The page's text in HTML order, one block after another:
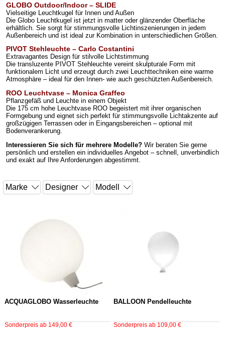
GLOBO Outdoor/Indoor – SLIDE
Vielseitige Leuchtkugel für Innen und Außen
Die Globo Leuchtkugel ist jetzt in matter oder glänzender Oberfläche
erhältlich. Sie sorgt für stimmungsvolle Lichtinszenierungen in jedem
Außenbereich und ist ideal zur Kombination in unterschiedlichen Größen.
PIVOT Stehleuchte – Carlo Costantini
Extravagantes Design für stilvolle Lichtstimmung
Die transluzente PIVOT Stehleuchte vereint skulpturale Form mit
funktionalem Licht und erzeugt durch zwei Leuchttechniken eine warme
Atmosphäre – ideal für den Innen- wie auch geschützten Außenbereich.
ROO Leuchtvase – Monica Graffeo
Pflanzgefäß und Leuchte in einem Objekt
Die 175 cm hohe Leuchtvase ROO begeistert mit ihrer organischen
Formgebung und eignet sich perfekt für stimmungsvolle Lichtakzente auf
großzügigen Terrassen oder in Eingangsbereichen – optional mit
Bodenverankerung.
Interessieren Sie sich für mehrere Modelle? Wir beraten Sie gerne
persönlich und erstellen ein individuelles Angebot – schnell, unverbindlich
und exakt auf Ihre Anforderungen abgestimmt.
ACQUAGLOBO Wasserleuchte
Sonderpreis ab 149,00 €
BALLOON Pendelleuchte
Sonderpreis ab 109,00 €